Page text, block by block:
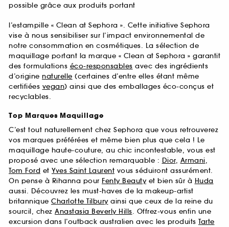
possible grâce aux produits portant
l’estampille « Clean at Sephora ». Cette initiative Sephora
vise à nous sensibiliser sur l’impact environnemental de
notre consommation en cosmétiques. La sélection de
maquillage portant la marque « Clean at Sephora » garantit
des formulations éco-responsables avec des ingrédients
d’origine naturelle (certaines d’entre elles étant même
certifiées vegan) ainsi que des emballages éco-conçus et
recyclables.
Top Marques Maquillage
C’est tout naturellement chez Sephora que vous retrouverez
vos marques préférées et même bien plus que cela ! Le
maquillage haute-couture, au chic incontestable, vous est
proposé avec une sélection remarquable : Dior, Armani,
Tom Ford et Yves Saint Laurent vous séduiront assurément.
On pense à Rihanna pour Fenty Beautyet bien sûr à Huda
aussi. Découvrez les must-haves de la makeup-artist
britannique Charlotte Tilburyainsi que ceux de la reine du
sourcil, chez Anastasia Beverly Hills. Offrez-vous enfin une
excursion dans l’outback australien avec les produits Tarte